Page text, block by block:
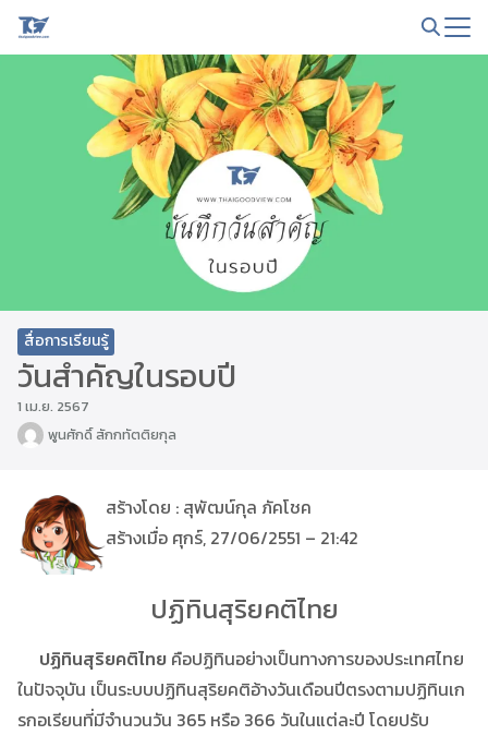
Skip
สื่อการเรียนรู้
วันสำคัญในรอบปี
1 เม.ย. 2567
พูนศักดิ์ สักกทัตติยกุล
สร้างโดย : สุพัฒน์กุล ภัคโชค
สร้างเมื่อ ศุกร์, 27/06/2551 – 21:42
ปฏิทินสุริยคติไทย
ปฏิทินสุริยคติไทย คือปฏิทินอย่างเป็นทางการของประเทศไทย
ในปัจจุบัน เป็นระบบปฏิทินสุริยคติอ้างวันเดือนปีตรงตามปฏิทินเก
รกอเรียนที่มีจำนวนวัน 365 หรือ 366 วันในแต่ละปี โดยปรับ